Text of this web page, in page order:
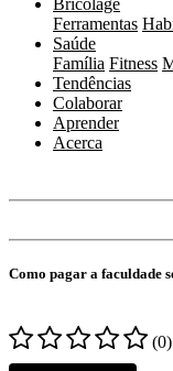
Bricolage
Ferramentas
Saúde
Família Fitness
Tendências
Colaborar
Aprender
Acerca
Como pagar a faculdade
(0)